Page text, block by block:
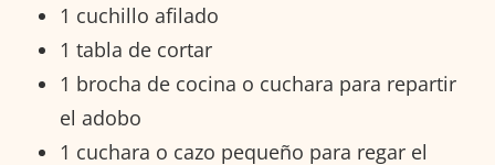
1 cuchillo afilado
1 tabla de cortar
1 brocha de cocina o cuchara para repartir
el adobo
1 cuchara o cazo pequeño para regar el